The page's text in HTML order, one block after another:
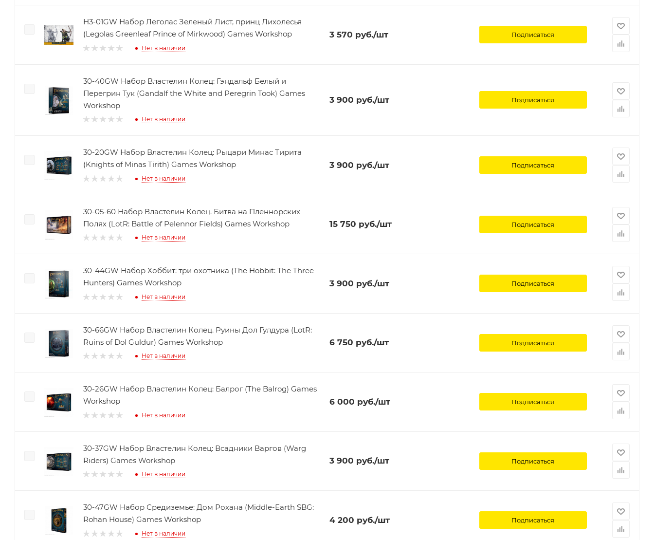
H3-01GW Набор Леголас Зеленый Лист, принц Лихолесья
(Legolas Greenleaf Prince of Mirkwood) Games Workshop
Нет в наличии
3 570 руб./шт Подписаться
30-40GW Набор Властелин Колец: Гэндальф Белый и
Перегрин Тук (Gandalf the White and Peregrin Took) Games
Workshop
Нет в наличии
3 900 руб./шт Подписаться
30-20GW Набор Властелин Колец: Рыцари Минас Тирита
(Knights of Minas Tirith) Games Workshop
Нет в наличии
3 900 руб./шт Подписаться
30-05-60 Набор Властелин Колец. Битва на Пленнорских
Полях (LotR: Battle of Pelennor Fields) Games Workshop
Нет в наличии
15 750 руб./шт Подписаться
30-44GW Набор Хоббит: три охотника (The Hobbit: The Three
Hunters) Games Workshop
Нет в наличии
3 900 руб./шт Подписаться
30-66GW Набор Властелин Колец. Руины Дол Гулдура (LotR:
Ruins of Dol Guldur) Games Workshop
Нет в наличии
6 750 руб./шт Подписаться
30-26GW Набор Властелин Колец: Балрог (The Balrog) Games
Workshop
Нет в наличии
6 000 руб./шт Подписаться
30-37GW Набор Властелин Колец: Всадники Варгов (Warg
Riders) Games Workshop
Нет в наличии
3 900 руб./шт Подписаться
30-47GW Набор Средиземье: Дом Рохана (Middle-Earth SBG:
Rohan House) Games Workshop
Нет в наличии
4 200 руб./шт Подписаться